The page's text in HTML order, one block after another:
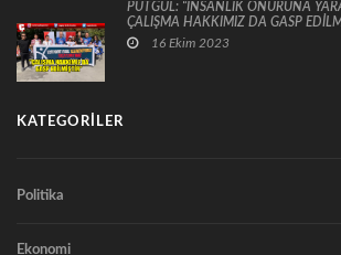
PUTGÜL: “İNSANLIK ONURUNA
ÇALIŞMA HAKKIMIZ DA GASP
16 Ekim 2023
KATEGORILER
Politika
Ekonomi